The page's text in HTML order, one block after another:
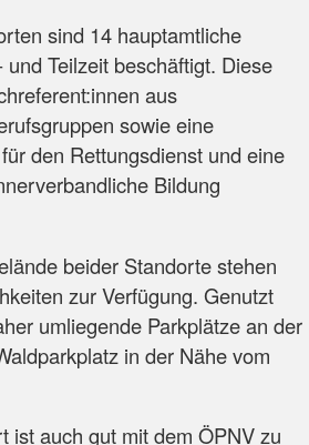
sind 14 hauptamtliche
und Teilzeit beschäftigt. Diese
aus
sowie eine
den Rettungsdienst und eine
Bildung
beider Standorte stehen
zur Verfügung. Genutzt
umliegende Parkplätze an der
in der Nähe vom
ist auch gut mit dem ÖPNV zu